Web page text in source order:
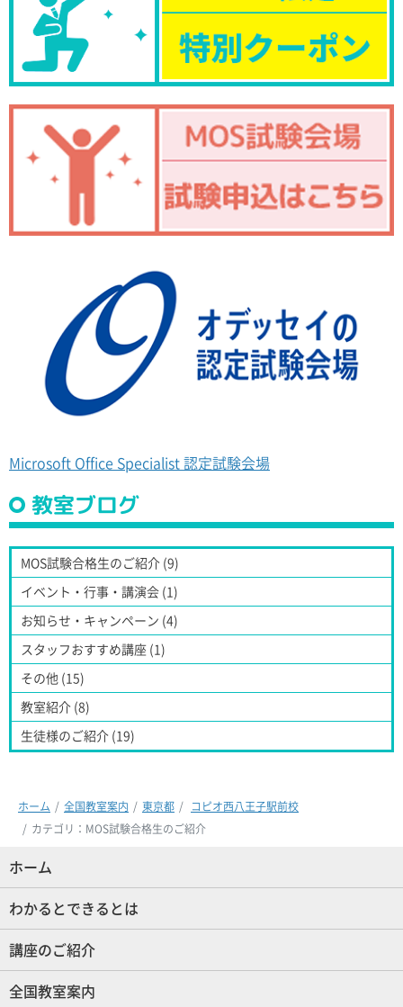
Microsoft Office Specialist 認定試験会場
教室ブログ
MOS試験合格生のご紹介 (9)
イベント・行事・講演会 (1)
お知らせ・キャンペーン (4)
スタッフおすすめ講座 (1)
その他 (15)
教室紹介 (8)
生徒様のご紹介 (19)
ホーム 全国教室案内 東京都
コピオ西八王子駅前校
カテゴリ：MOS試験合格生のご紹介
ホーム
わかるとできるとは
講座のご紹介
全国教室案内